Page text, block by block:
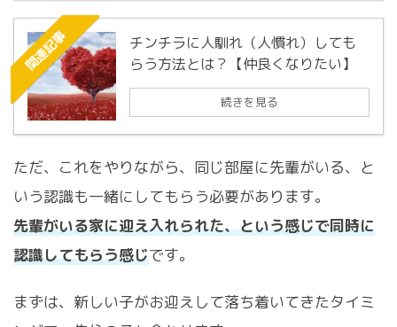
関連記事
チンチラに人馴れ（人慣れ）しても
らう方法とは？【仲良くなりたい】
続きを見る
ただ、これをやりながら、同じ部屋に先輩がいる、と
いう認識も一緒にしてもらう必要があります。
先輩がいる家に迎え入れられた、という感じで同時に
認識してもらう感じです。
まずは、新しい子がお迎えして落ち着いてきたタイミ